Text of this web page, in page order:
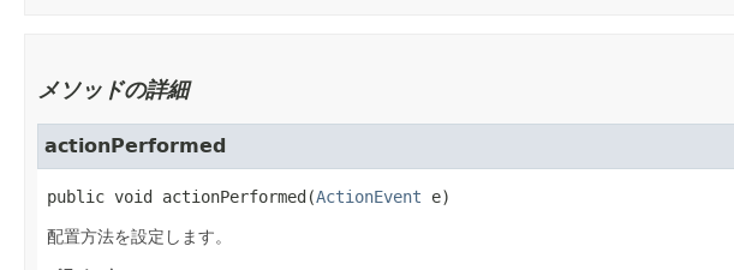
メソッドの詳細
actionPerformed
public void actionPerformed ​(ActionEvent e)
配置方法を設定します。